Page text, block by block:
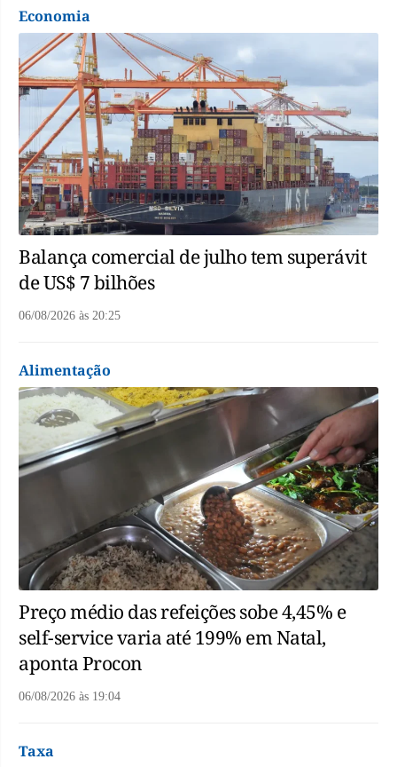
Economia
Balança comercial de julho tem superávit
de US$ 7 bilhões
06/08/2026 às 20:25
Alimentação
Preço médio das refeições sobe 4,45% e
self-service varia até 199% em Natal,
aponta Procon
06/08/2026 às 19:04
Taxa